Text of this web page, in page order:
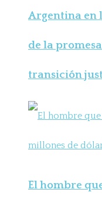
Argentina en
de la
transición
El hombre